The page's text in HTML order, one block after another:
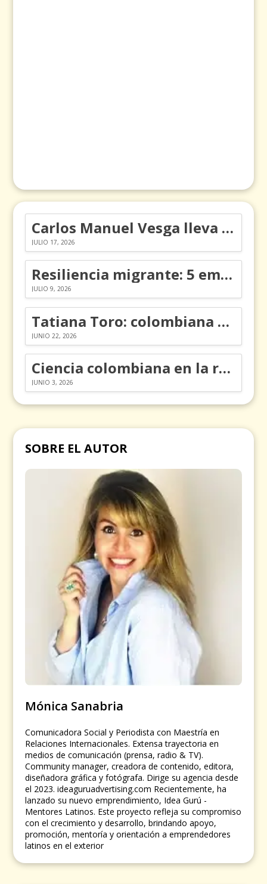
Carlos Manuel Vesga lleva el nombre de Colombia a los Emmy
JULIO 17, 2026
Resiliencia migrante: 5 emociones y cómo gestionarlas
JULIO 9, 2026
Tatiana Toro: colombiana que cambió la historia de las matemáticas
JUNIO 22, 2026
Ciencia colombiana en la revolución de los órganos en chips
JUNIO 3, 2026
SOBRE EL AUTOR
Mónica Sanabria
Comunicadora Social y Periodista con Maestría en
Relaciones Internacionales. Extensa trayectoria en
medios de comunicación (prensa, radio & TV).
Community manager, creadora de contenido, editora,
diseñadora gráfica y fotógrafa. Dirige su agencia desde
el 2023. ideaguruadvertising.com Recientemente, ha
lanzado su nuevo emprendimiento, Idea Gurú -
Mentores Latinos. Este proyecto refleja su compromiso
con el crecimiento y desarrollo, brindando apoyo,
promoción, mentoría y orientación a emprendedores
latinos en el exterior